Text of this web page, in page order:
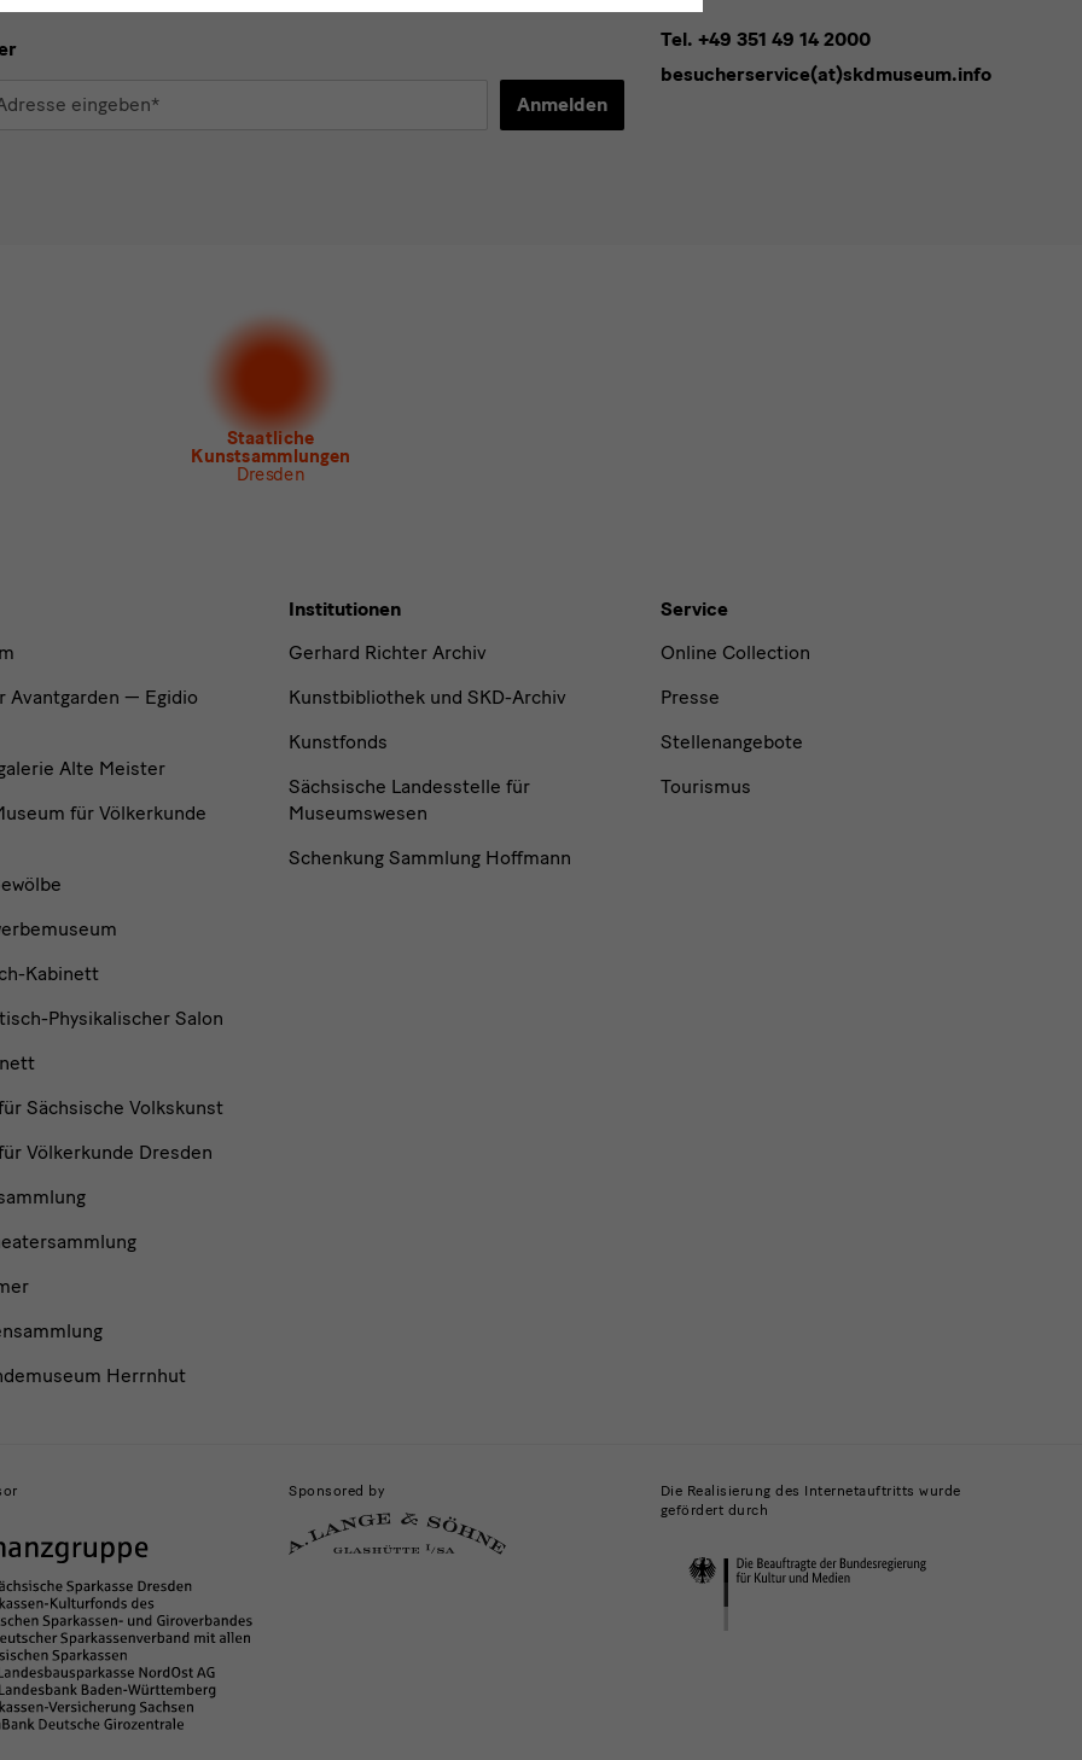
Anmelden
der Staatlichen Kunstsammlungen Dresden
Museum für Sächsische Volkskunst
Tel. +49 351 49 14 2000
besucherservice(at)skdmuseum.info
Staatliche
Kunstsammlungen
Dresden
Avantgarden — Egidio
Alte Meister
für Völkerkunde
Kabinett
Physikalischer Salon
Sächsische Volkskunst
Völkerkunde Dresden
Herrnhut
Institutionen
Gerhard Richter Archiv
Kunstbibliothek und SKD-Archiv
Kunstfonds
Sächsische Landesstelle für
Museumswesen
Schenkung Sammlung Hoffmann
Service
Online Collection
Presse
Stellenangebote
Tourismus
Sponsored by
Die Realisierung des Internetauftritts wurde
gefördert durch